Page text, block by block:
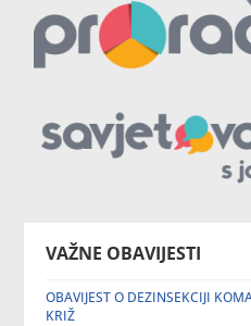
VAŽNE OBAVIJESTI
OBAVIJEST O DEZINSEKCIJI
KRIŽ